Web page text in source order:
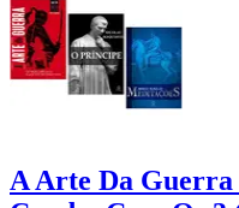
A Arte Da